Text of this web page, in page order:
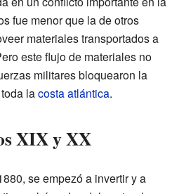
fue menor que la de otros
materiales transportados a
este flujo de materiales no
militares bloquearon la
lacosta atlántica.
XIX y XX
se empezó a invertir y a